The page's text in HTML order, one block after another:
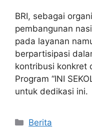
BRI, sebagai
pembangunan
pada layanan
berpartisipasi
kontribusi konkret
Program “INI
untuk dedikasi ini.
Kategori
Berita